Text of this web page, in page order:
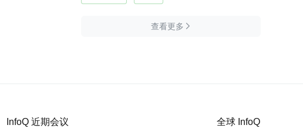
查看更多 
InfoQ 近期会议 全球 InfoQ